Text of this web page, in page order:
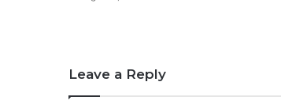
Leave a Reply